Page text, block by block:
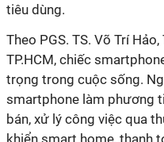
tiêu dùng.
Theo PGS. TS. Võ Trí
TP.HCM, chiếc
trọng trong cuộc sống.
smartphone làm phương
bán, xử lý công việc qua
khiển smart home, thanh